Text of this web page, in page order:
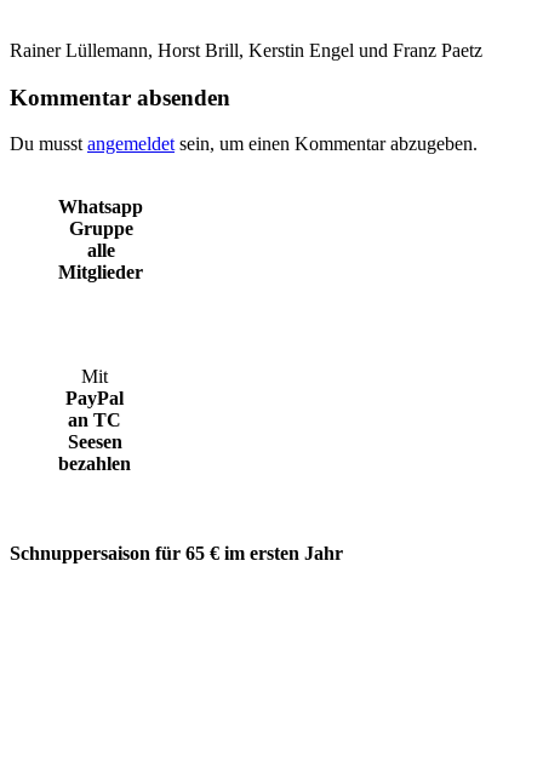
Rainer Lüllemann, Horst Brill, Kerstin Engel und Franz Paetz
Kommentar absenden
Du musst angemeldet sein, um einen Kommentar abzugeben.
Whatsapp
Gruppe
alle
Mitglieder
Mit
PayPal
an TC
Seesen
bezahlen
Schnuppersaison für 65 € im ersten Jahr